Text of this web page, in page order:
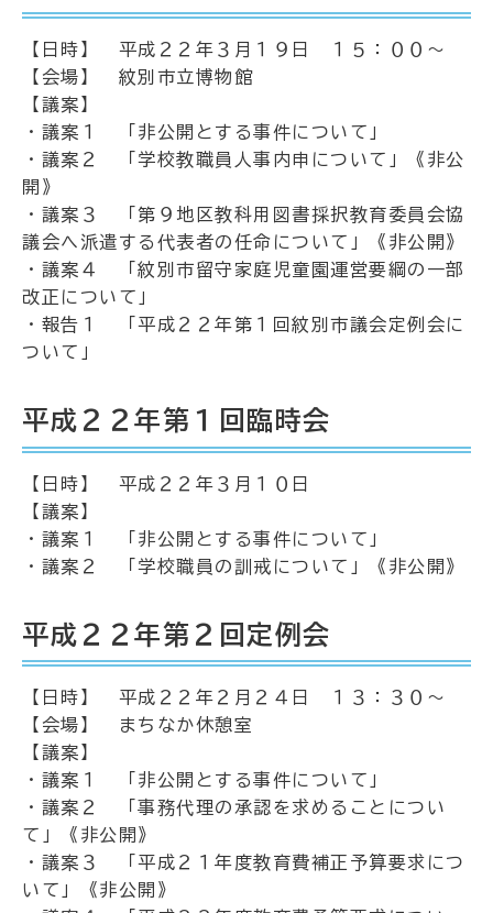
【日時】 平成２２年３月１９日 １５：００～
【会場】 紋別市立博物館
【議案】
・議案１ 「非公開とする事件について」
・議案２ 「学校教職員人事内申について」《非公
開》
・議案３ 「第９地区教科用図書採択教育委員会協
議会へ派遣する代表者の任命について」《非公開》
・議案４ 「紋別市留守家庭児童園運営要綱の一部
改正について」
・報告１ 「平成２２年第１回紋別市議会定例会に
ついて」
平成２２年第１回臨時会
【日時】 平成２２年３月１０日
【議案】
・議案１ 「非公開とする事件について」
・議案２ 「学校職員の訓戒について」《非公開》
平成２２年第２回定例会
【日時】 平成２２年２月２４日 １３：３０～
【会場】 まちなか休憩室
【議案】
・議案１ 「非公開とする事件について」
・議案２ 「事務代理の承認を求めることについ
て」《非公開》
・議案３ 「平成２１年度教育費補正予算要求につ
いて」《非公開》